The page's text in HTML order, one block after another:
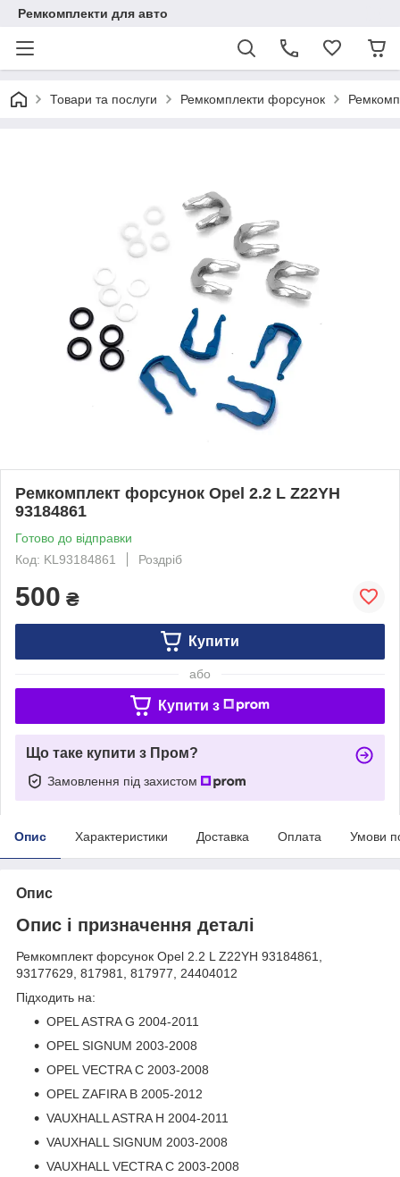
Ремкомплекти для авто
Товари та послуги Ремкомплекти форсунок
Ремкомплект форсунок Opel 2.2 L Z22YH
93184861
Готово до відправки
Код: KL93184861
Роздріб
500 ₴
Купити
або
Купити з
Що таке купити з Пром?
Замовлення під захистом
Опис Характеристики Доставка Оплата Умови
Опис
Опис і призначення деталі
Ремкомплект форсунок Opel 2.2 L Z22YH 93184861,
93177629, 817981, 817977, 24404012
Підходить на:
OPEL ASTRA G 2004-2011
OPEL SIGNUM 2003-2008
OPEL VECTRA C 2003-2008
OPEL ZAFIRA B 2005-2012
VAUXHALL ASTRA H 2004-2011
VAUXHALL SIGNUM 2003-2008
VAUXHALL VECTRA C 2003-2008